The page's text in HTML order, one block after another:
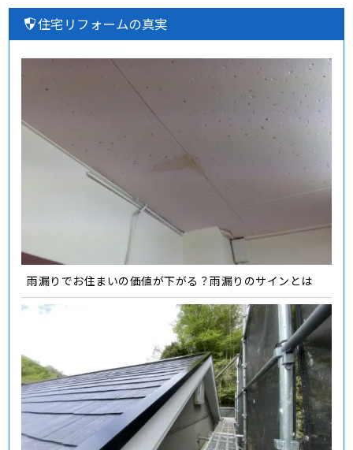
住宅リフォームの真実
雨漏りでお住まいの価値が下がる？雨漏りのサインとは